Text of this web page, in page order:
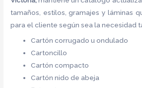
tamaños, estilos, gramajes y láminas
para el cliente según sea la necesidad
Cartón corrugado u ondulado
Cartoncillo
Cartón compacto
Cartón nido de abeja